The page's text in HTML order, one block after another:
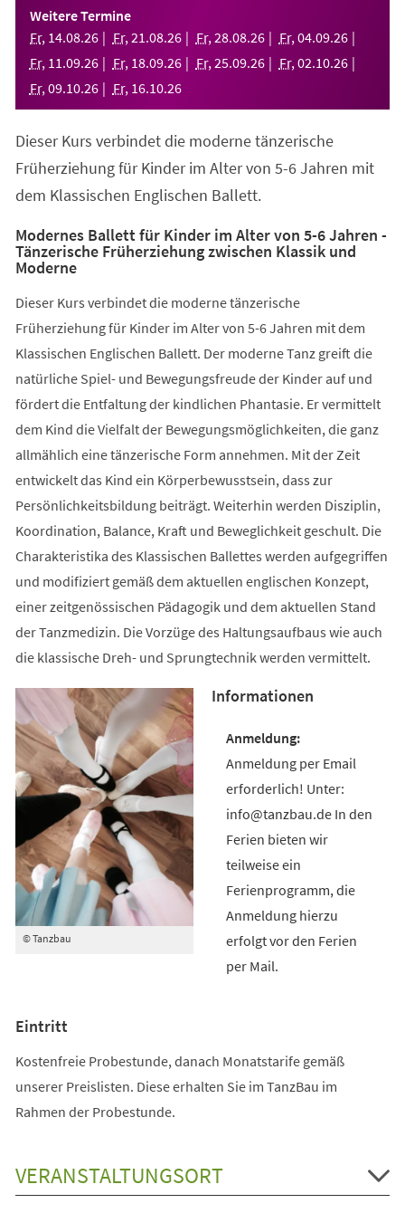
einem
neuen
Tab)
Weitere Termine
Fr, 14.08.26 Fr, 21 .08.26 Fr, 28.08.26 Fr, 04.09.26
Fr, 11 .09.26 Fr, 18.09.26 Fr, 25.09.26 Fr, 02.10.26
Fr, 09.10.26 Fr, 16.10.26
Dieser Kurs verbindet die moderne tänzerische
Früherziehung für Kinder im Alter von 5-6 Jahren mit
dem Klassischen Englischen Ballett.
Modernes Ballett für Kinder im Alter von 5-6 Jahren -
Tänzerische Früherziehung zwischen Klassik und
Moderne
Dieser Kurs verbindet die moderne tänzerische
Früherziehung für Kinder im Alter von 5-6 Jahren mit dem
Klassischen Englischen Ballett. Der moderne Tanz greift die
natürliche Spiel- und Bewegungsfreude der Kinder auf und
fördert die Entfaltung der kindlichen Phantasie. Er vermittelt
dem Kind die Vielfalt der Bewegungsmöglichkeiten, die ganz
allmählich eine tänzerische Form annehmen. Mit der Zeit
entwickelt das Kind ein Körperbewusstsein, dass zur
Persönlichkeitsbildung beiträgt. Weiterhin werden Disziplin,
Koordination, Balance, Kraft und Beweglichkeit geschult. Die
Charakteristika des Klassischen Ballettes werden aufgegriffen
und modifiziert gemäß dem aktuellen englischen Konzept,
einer zeitgenössischen Pädagogik und dem aktuellen Stand
der Tanzmedizin. Die Vorzüge des Haltungsaufbaus wie auch
die klassische Dreh- und Sprungtechnik werden vermittelt.
© Tanzbau
Informationen
Anmeldung per Email
erforderlich! Unter:
info@tanzbau.de In den
Ferien bieten wir
teilweise ein
Ferienprogramm, die
Anmeldung hierzu
erfolgt vor den Ferien
per Mail.
Eintritt
Kostenfreie Probestunde, danach Monatstarife gemäß
unserer Preislisten. Diese erhalten Sie im TanzBau im
Rahmen der Probestunde.
VERANSTALTUNGSORT